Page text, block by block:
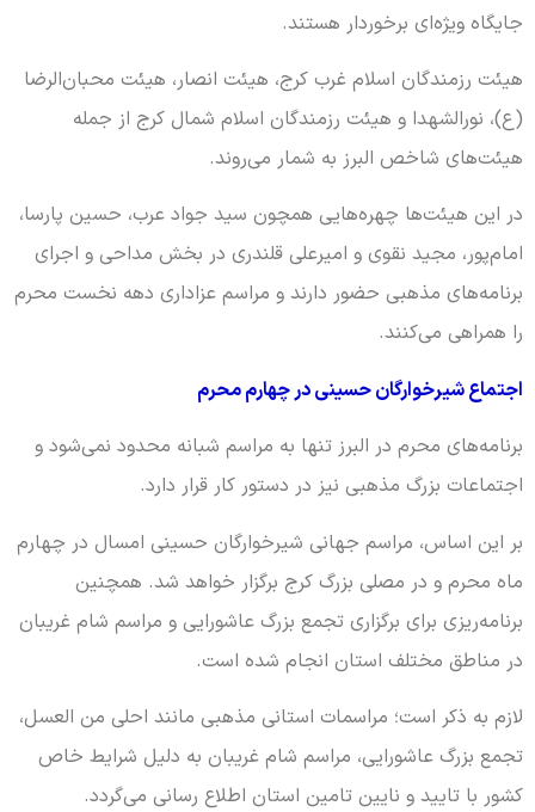
جایگاه ویژه‌ای برخوردار هستند.
هیئت رزمندگان اسلام غرب کرج، هیئت انصار، هیئت محبان‌الرضا
(ع)، نورالشهدا و هیئت رزمندگان اسلام شمال کرج از جمله
هیئت‌های شاخص البرز به شمار می‌روند.
در این هیئت‌ها چهره‌هایی همچون سید جواد عرب، حسین پارسا،
امام‌پور، مجید نقوی و امیرعلی قلندری در بخش مداحی و اجرای
برنامه‌های مذهبی حضور دارند و مراسم عزاداری دهه نخست محرم
را همراهی می‌کنند.
اجتماع شیرخوارگان حسینی در چهارم محرم
برنامه‌های محرم در البرز تنها به مراسم شبانه محدود نمی‌شود و
اجتماعات بزرگ مذهبی نیز در دستور کار قرار دارد.
بر این اساس، مراسم جهانی شیرخوارگان حسینی امسال در چهارم
ماه محرم و در مصلی بزرگ کرج برگزار خواهد شد. همچنین
برنامه‌ریزی برای برگزاری تجمع بزرگ عاشورایی و مراسم شام غریبان
در مناطق مختلف استان انجام شده است.
لازم به ذکر است؛ مراسمات استانی مذهبی مانند احلی من العسل،
تجمع بزرگ عاشورایی، مراسم شام غریبان به دلیل شرایط خاص
کشور با تایید و نایین تامین استان اطلاع رسانی می‌گردد.